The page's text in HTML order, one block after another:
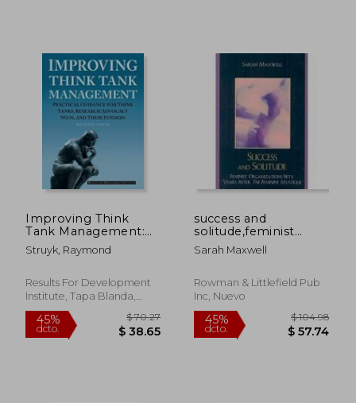
Improving Think
Tank Management:
Practical Guidance for
Think Tanks,
Ngos, and Their
Funders (en Inglés)
Struyk, Raymond
Results For Development
Institute, Tapa Blanda,
Nuevo
success and
solitude,feminist
organization fifty
years after the
Sarah Maxwell
Rowman & Littlefield Pub
Inc, Nuevo